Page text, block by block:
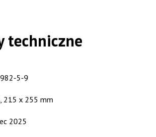
techniczne
5-9
215 x 255 mm
2025